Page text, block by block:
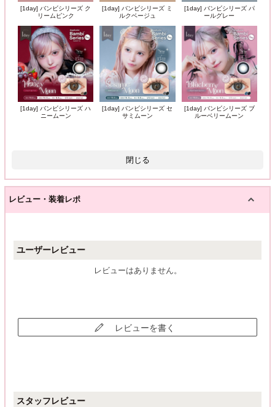
[1day] バンビシリーズ ク
リームピンク
[1day] バンビシリーズ ミ
ルクベージュ
[1day] バンビシリーズ パ
ールグレー
[1day] バンビシリーズ ハ
ニームーン
[1day] バンビシリーズ セ
サミムーン
[1day] バンビシリーズ ブ
ルーベリームーン
閉じる
レビュー・装着レポ
ユーザーレビュー
レビューはありません。
レビューを書く
スタッフレビュー